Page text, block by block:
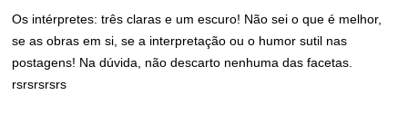
Os intérpretes: três claras e um escuro! Não sei o que é melhor,
se as obras em si, se a interpretação ou o humor sutil nas
postagens! Na dúvida, não descarto nenhuma das facetas.
rsrsrsrsrs